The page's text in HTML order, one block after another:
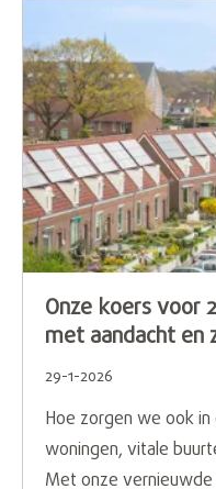
Onze koers voor
met aandacht en
29-1-2026
Hoe zorgen we ook
woningen, vitale
Met onze